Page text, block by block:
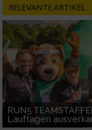
RELEVANTE ARTIKEL
RUN5
Lauftagen